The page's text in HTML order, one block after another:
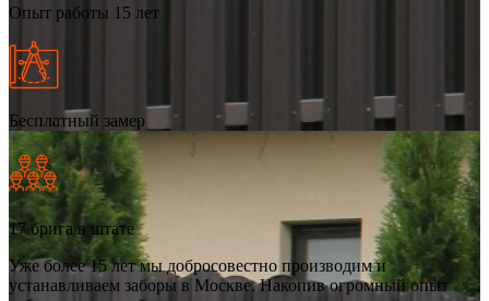
Опыт работы 15 лет
Бесплатный замер
17 брига в штате
Уже более 15 лет мы добросовестно производим и
устанавливаем заборы в Москве. Накопив огромный опыт